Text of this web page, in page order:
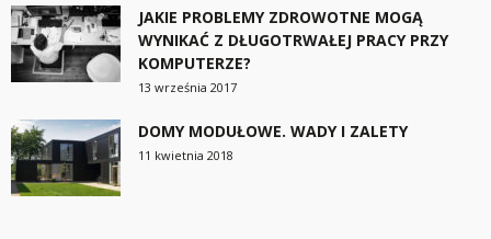
JAKIE PROBLEMY ZDROWOTNE MOGĄ
WYNIKAĆ Z DŁUGOTRWAŁEJ PRACY PRZY
KOMPUTERZE?
13 września 2017
DOMY MODUŁOWE. WADY I ZALETY
11 kwietnia 2018